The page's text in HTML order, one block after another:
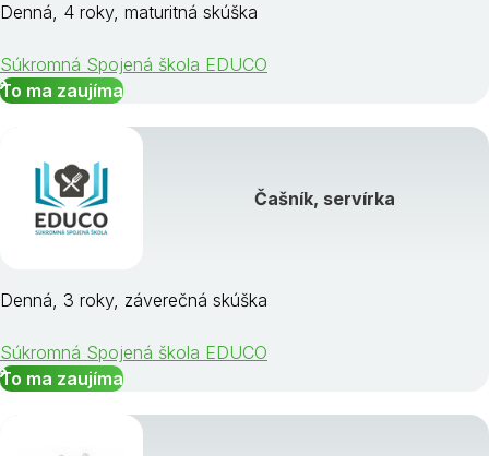
Denná, 4 roky, maturitná skúška
Súkromná Spojená škola EDUCO
To ma zaujíma
Čašník, servírka
Denná, 3 roky, záverečná skúška
Súkromná Spojená škola EDUCO
To ma zaujíma